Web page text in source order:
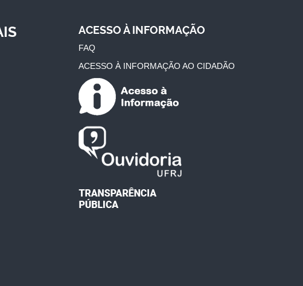
ACESSO À INFORMAÇÃO
FAQ
ACESSO À INFORMAÇÃO AO CIDADÃO